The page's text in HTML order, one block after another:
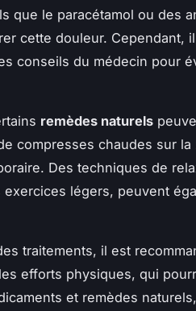
que le paracétamol ou des
cette douleur. Cependant,
conseils du médecin pour
remèdes naturels
compresses chaudes sur
Des techniques de
légers, peuvent
traitements, il est
efforts physiques, qui
et remèdes